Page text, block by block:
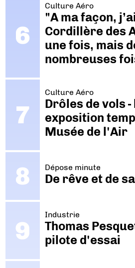
Culture Aéro
"A ma façon,
Cordillère des
une fois, mais
nombreuses
Culture Aéro
Drôles de vols
exposition
Musée de l'Air
Dépose minute
De rêve et de
Industrie
Thomas
pilote d'essai